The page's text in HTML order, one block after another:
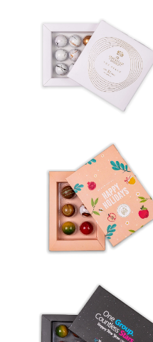
התמונה
בגדול
-
לפתיחת
התמונה
בגדול
-
לפתיחת
התמונה
בגדול